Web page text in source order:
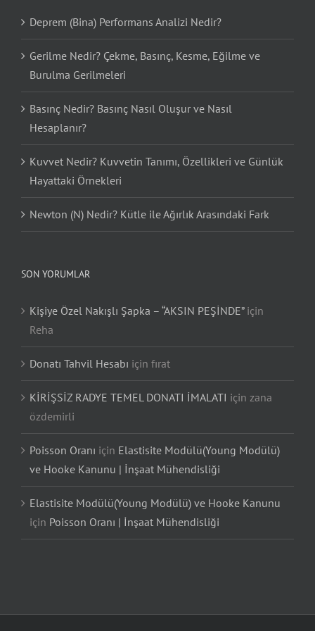
Deprem (Bina) Performans Analizi Nedir?
Gerilme Nedir? Çekme, Basınç, Kesme, Eğilme ve
Burulma Gerilmeleri
Basınç Nedir? Basınç Nasıl Oluşur ve Nasıl
Hesaplanır?
Kuvvet Nedir? Kuvvetin Tanımı, Özellikleri ve Günlük
Hayattaki Örnekleri
Newton (N) Nedir? Kütle ile Ağırlık Arasındaki Fark
SON YORUMLAR
Kişiye Özel Nakışlı Şapka – “AKSIN PEŞİNDE”için
Reha
Donatı Tahvil Hesabı için fırat
KİRİŞSİZ RADYE TEMEL DONATI İMALATI için zana
özdemirli
Poisson Oranı için Elastisite Modülü(Young Modülü)
ve Hooke Kanunu | İnşaat Mühendisliği
Elastisite Modülü(Young Modülü) ve Hooke Kanunu
için Poisson Oranı | İnşaat Mühendisliği